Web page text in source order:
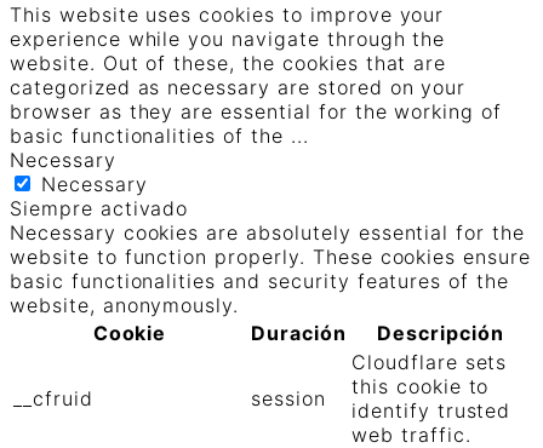
This website uses cookies to improve your
experience while you navigate through the
website. Out of these, the cookies that are
categorized as necessary are stored on your
browser as they are essential for the working of
basic functionalities of the ...
Necessary
Necessary
Siempre activado
Necessary cookies are absolutely essential for the
website to function properly. These cookies ensure
basic functionalities and security features of the
website, anonymously.
Cookie
Duración Descripción
__cfruid session
Cloudflare sets
this cookie to
identify trusted
web traffic.